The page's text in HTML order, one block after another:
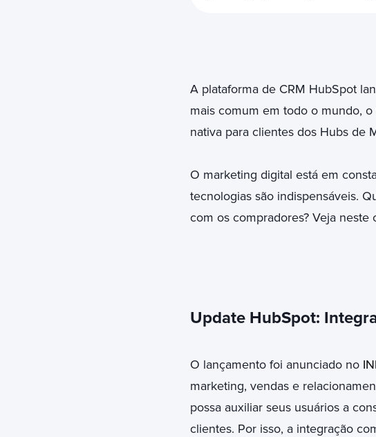
A plataforma de CRM HubSpot
mais comum em todo o mundo, o
nativa para clientes dos Hubs de
O marketing digital está em
tecnologias são indispensáveis.
com os compradores? Veja neste
Update HubSpot:
O lançamento foi anunciado no
marketing, vendas e
possa auxiliar seus usuários a
clientes. Por isso, a integração